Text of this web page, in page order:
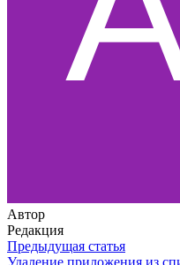
Автор
Редакция
Предыдущая статья